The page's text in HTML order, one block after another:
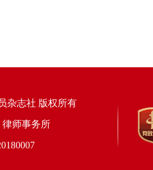
杂志社 版权所有
律师事务所